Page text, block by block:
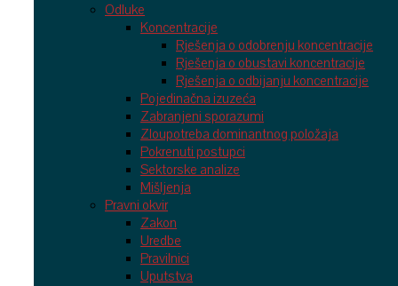
Odluke
Koncentracije
Rješenja o odobrenju koncentracije
Rješenja o obustavi koncentracije
Rješenja o odbijanju koncentracije
Pojedinačna izuzeća
Zabranjeni sporazumi
Zloupotreba dominantnog položaja
Pokrenuti postupci
Sektorske analize
Mišljenja
Pravni okvir
Zakon
Uredbe
Pravilnici
Uputstva